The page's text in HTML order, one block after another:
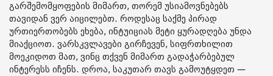
გარშემომყოფების მიმართ, თორემ უსიამოვნებებს
თავიდან ვერ აიცილებთ. როდესაც საქმე პირად
ურთიერთობებს ეხება, ინტუიციას მეტი ყურადღება უნდა
მიაქციოთ. ვარსკვლავები გირჩევენ, სიფრთხილით
მოეკიდოთ მათ, ვინც თქვენ მიმართ გადაჭარბებულ
ინტერესს იჩენს. დროა, საკუთარ თავს გამოუტყდეთ —